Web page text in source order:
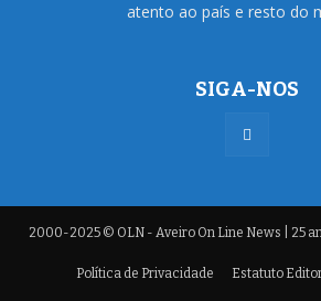
atento ao país e resto do
SIGA-NOS
2000-2025 © OLN - Aveiro On Line News | 25
Política de Privacidade Estatuto